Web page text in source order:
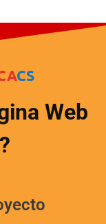
CS
Web